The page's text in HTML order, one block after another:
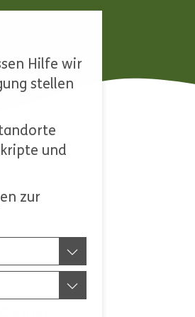
Hilfe wir
stellen
und
zur